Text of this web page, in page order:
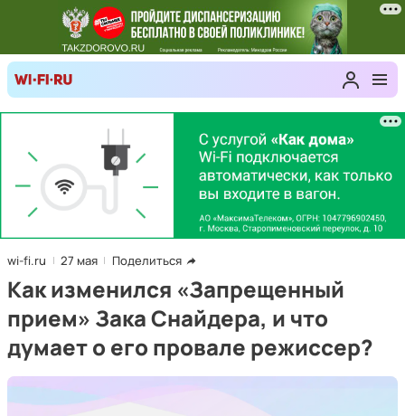
wi-fi.ru 27 мая Поделиться
Как изменился «Запрещенный
прием» Зака Снайдера, и что
думает о его провале режиссер?